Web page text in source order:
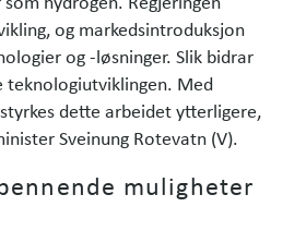
og markedsintroduksjon
og -løsninger. Slik bidrar
teknologiutviklingen. Med
dette arbeidet ytterligere,
Sveinung Rotevatn (V).
muligheter